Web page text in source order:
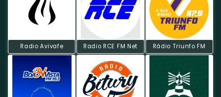
Radio Avivafe Radio RCE FM Net Rádio Triunfo FM